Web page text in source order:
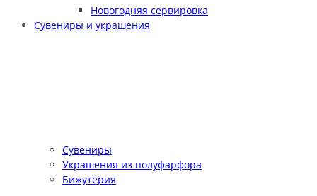
Новогодняя сервировка
Сувениры и украшения
Сувениры
Украшения из полуфарфора
Бижутерия